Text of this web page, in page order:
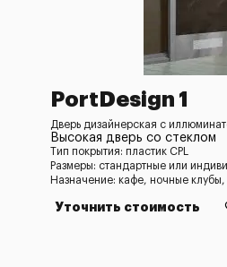
PortDesign 1
Дверь дизайнерская с
Высокая дверь со стеклом
Тип покрытия: пластик CPL
Размеры: стандартные или
Назначение: кафе, ночные
Уточнить стоимость